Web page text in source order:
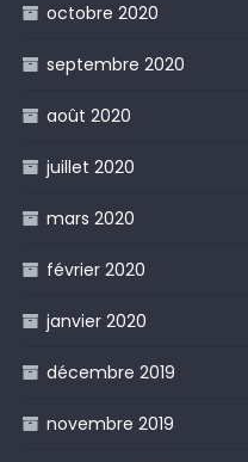
octobre 2020
septembre 2020
août 2020
juillet 2020
mars 2020
février 2020
janvier 2020
décembre 2019
novembre 2019